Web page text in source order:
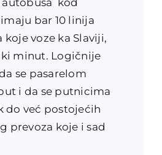
bar 10 linija
koje voze ka Slaviji,
minut. Logičnije
se pasarelom
i da se putnicima
do već postojećih
prevoza koje i sad